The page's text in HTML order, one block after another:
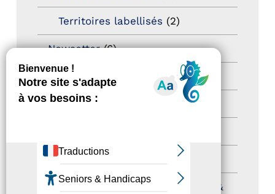
Territoires labellisés (2)
Newsetter(6)
Newsletter pro
Nos Actions
Formation
Journées nationales Tourisme &